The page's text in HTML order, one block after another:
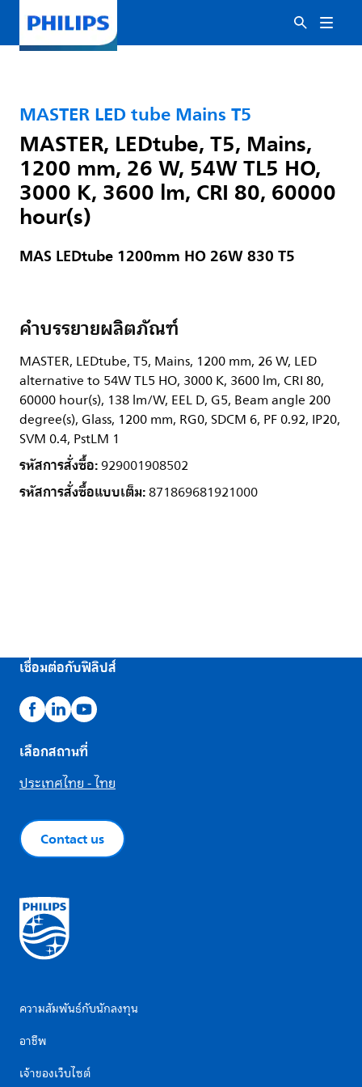
MASTER LED tube Mains T5
MASTER, LEDtube, T5, Mains,
1200 mm, 26 W, 54W TL5 HO,
3000 K, 3600 lm, CRI 80, 60000
hour(s)
MAS LEDtube 1200mm HO 26W 830 T5
คำบรรยายผลิตภัณฑ์
MASTER, LEDtube, T5, Mains, 1200 mm, 26 W, LED
alternative to 54W TL5 HO, 3000 K, 3600 lm, CRI 80,
60000 hour(s), 138 lm/W, EEL D, G5, Beam angle 200
degree(s), Glass, 1200 mm, RG0, SDCM 6, PF 0.92, IP20,
SVM 0.4, PstLM 1
รหัสการสั่งซื้อ:929001908502
รหัสการสั่งซื้อแบบเต็ม:871869681921000
เชื่อมต่อกับฟิลิปส์
เลือกสถานที่
ประเทศไทย - ไทย
Contact us
ความสัมพันธ์กับนักลงทุน
อาชีพ
เจ้าของเว็บไซต์